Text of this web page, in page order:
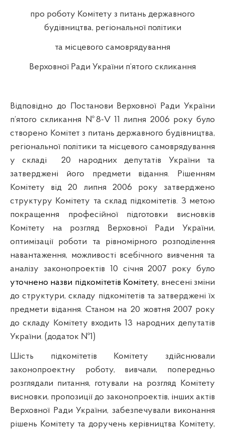
про роботу Комітету з питань державного
будівництва, регіональної політики
та місцевого самоврядування
Верховної Ради України п’ятого скликання
Відповідно до Постанови Верховної Ради України
п’ятого скликання №8-V11 липня 2006 року було
створено Комітет з питань державного будівництва,
регіональної політики та місцевого самоврядування
у складі
20 народних депутатів України та
затверджені його предмети відання.
Рішенням
Комітету від 20 липня 2006 року затверджено
структуру Комітету та склад підкомітетів. З метою
покращення професійної підготовки висновків
Комітету на розгляд Верховної Ради України,
оптимізації роботи та рівномірного розподілення
навантаження, можливості всебічного вивчення та
аналізу законопроектів 10 січня 2007 року було
уточнено назви підкомітетів Комітету, внесені зміни
до структури, складу підкомітетів та затверджені їх
предмети відання. Станом на 20 жовтня 2007 року
до складу Комітету входить 13 народних депутатів
України. (додаток №1)
Шість підкомітетів Комітету здійснювали
законопроектну роботу, вивчали, попередньо
розглядали питання, готували на розгляд Комітету
висновки, пропозиції до законопроектів, інших актів
Верховної Ради України, забезпечували виконання
рішень Комітету та доручень керівництва Комітету,